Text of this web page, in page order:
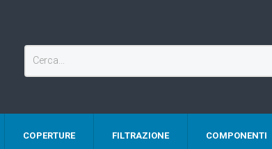
COPERTURE FILTRAZIONE COMPONENTI